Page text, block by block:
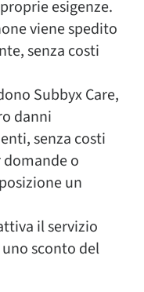
esigenze.
viene spedito
senza costi
Subbyx Care,
danni
senza costi
o
un
il servizio
sconto del